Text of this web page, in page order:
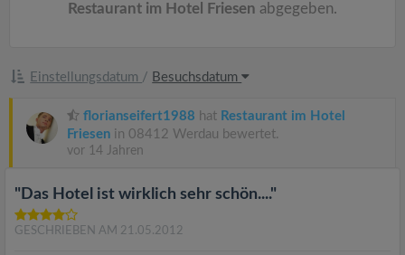
Restaurant im Hotel Friesen abgegeben.
Einstellungsdatum / Besuchsdatum
florianseifert1988 hat Restaurant im Hotel
Friesen in 08412 Werdau bewertet.
vor 14 Jahren
"Das Hotel ist wirklich sehr schön...."
GESCHRIEBEN AM 21.05.2012